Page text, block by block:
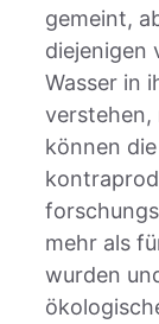
gemeint,
diejenigen
Wasser in
verstehen,
können
mehr als
wurden